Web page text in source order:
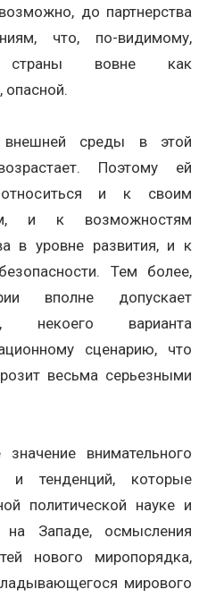
до партнерства
что, по-видимому,
страны вовне как
опасной.
внешней среды в этой
Поэтому ей
и к своим
и к возможностям
в уровне развития, и к
Тем более,
вполне допускает
некоего варианта
сценарию, что
весьма серьезными
внимательного
и тенденций, которые
политической науке и
на Западе, осмысления
нового миропорядка,
мирового